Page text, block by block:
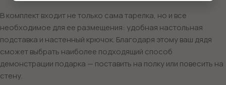
В комплект входит не только сама тарелка, но и все
необходимое для ее размещения: удобная настольная
подставка и настенный крючок. Благодаря этому ваш дядя
сможет выбрать наиболее подходящий способ
демонстрации подарка — поставить на полку или повесить на
стену.